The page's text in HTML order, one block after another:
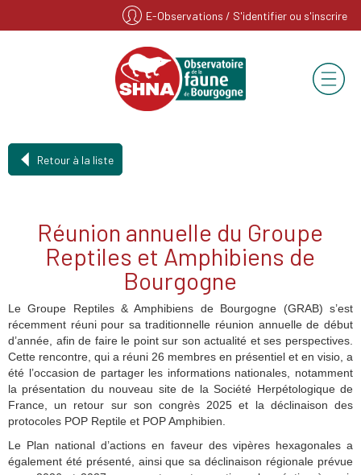
E-Observations / S'identifier ou s'inscrire
Retour à la liste
Réunion annuelle du Groupe
Reptiles et Amphibiens de
Bourgogne
Le Groupe Reptiles & Amphibiens de Bourgogne (GRAB) s’est
récemment réuni pour sa traditionnelle réunion annuelle de début
d’année, afin de faire le point sur son actualité et ses perspectives.
Cette rencontre, qui a réuni 26 membres en présentiel et en visio, a
été l’occasion de partager les informations nationales, notamment
la présentation du nouveau site de la Société Herpétologique de
France, un retour sur son congrès 2025 et la déclinaison des
protocoles POP Reptile et POP Amphibien.
Le Plan national d’actions en faveur des vipères hexagonales a
également été présenté, ainsi que sa déclinaison régionale prévue